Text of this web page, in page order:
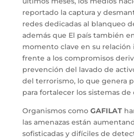
reportado la captura y
redes dedicadas al blanqueo
además que El país también
momento clave en su
frente a los compromisos
prevención del lavado de
del terrorismo, lo que genera
para fortalecer los sistemas
Organismos como GAFILAT
las amenazas están
sofisticadas y difíciles de